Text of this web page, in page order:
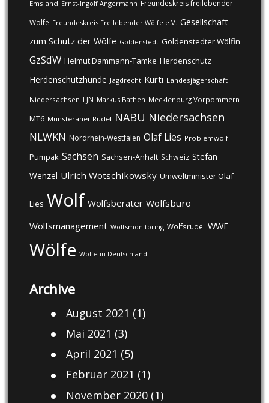
Emsland Ernst-Ingolf Angermann Freundeskreis freilebender
Wölfe Freundeskreis Freilebender Wölfe e.V. Gesellschaft
zum Schutz der Wölfe Goldenstedt Goldenstedter Wölfin
GzSdW Helmut Dammann-Tamke Herdenschutz
Herdenschutzhunde Jagdrecht Kurti Landesjägerschaft
Niedersachsen LJN Markus Bathen Mecklenburg Vorpommern
MT6 Munsteraner Rudel NABU Niedersachsen
NLWKN Nordrhein-Westfalen Olaf Lies Problemwolf
Pumpak Sachsen Sachsen-Anhalt Schweiz Stefan
Wenzel Ulrich Wotschikowsky Umweltminister Olaf
Lies Wolf Wolfsberater Wolfsbüro
Wolfsmanagement Wolfsmonitoring Wolfsrudel WWF
Wölfe Wölfe in Deutschland
Archive
August 2021 (1)
Mai 2021 (3)
April 2021 (5)
Februar 2021 (1)
November 2020(1)